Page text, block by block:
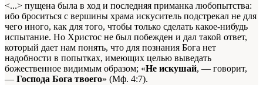
<...> пущена была в ход и последняя приманка любопытства:
ибо броситься с вершины храма искуситель подстрекал не для
чего иного, как для того, чтобы только сделать какое-нибудь
испытание. Но Христос не был побежден и дал такой ответ,
который дает нам понять, что для познания Бога нет
надобности в попытках, имеющих целью выведать
божественное видимым образом; «Не искушай, — говорит,
— Господа Бога твоего» (Мф. 4:7).